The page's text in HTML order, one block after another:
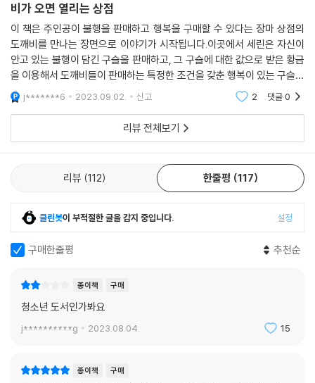
비가 오면 열리는 상점
이 책은 주인공이 불행을 판매하고 행복을 구매할 수 있다는 장마 상점의
도깨비를 만나는 장면으로 이야기가 시작됩니다.이곳에서 세린은 자신이
안고 있는 불행이 담긴 구슬을 판매하고, 그 구슬에 대한 값으로 받은 황금
을 이용해서 도깨비들이 판매하는 특정한 조건을 갖춘 행복이 있는 구슬을
찾아 나서게 됩니다. 주인공 세린이 마주한 것은 지나친 탐욕은 절대 사람
을 행복하게 해
j*******6 2023.09.02. 신고 2 댓글0
리뷰 전체보기
리뷰 112 한줄평 117
클린봇이 부적절한 글을 감지 중입니다. 설정
구매한줄평 추천순
종이책 구매
청소년 도서인가봐요
j**********g 2023.08.04. 15
종이책 구매